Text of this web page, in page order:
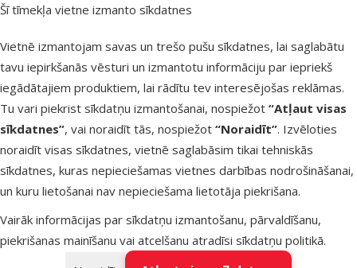
Šī tīmekļa vietne izmanto sīkdatnes
Vietnē izmantojam savas un trešo pušu sīkdatnes, lai saglabātu
tavu iepirkšanās vēsturi un izmantotu informāciju par iepriekš
iegādātajiem produktiem, lai rādītu tev interesējošas reklāmas.
Tu vari piekrist sīkdatņu izmantošanai, nospiežot “Atļaut visas
sīkdatnes”, vai noraidīt tās, nospiežot “Noraidīt”. Izvēloties
noraidīt visas sīkdatnes, vietnē saglabāsim tikai tehniskās
sīkdatnes, kuras nepieciešamas vietnes darbības nodrošināšanai,
un kuru lietošanai nav nepieciešama lietotāja piekrišana.
Vairāk informācijas par sīkdatņu izmantošanu, pārvaldīšanu,
piekrišanas mainīšanu vai atcelšanu atradīsi sīkdatņu politikā.
LATVIJAS PASTS nodaļas otrdien
OMNIVA pakomāti otrdien
DPD Pickup tīkls otrdien